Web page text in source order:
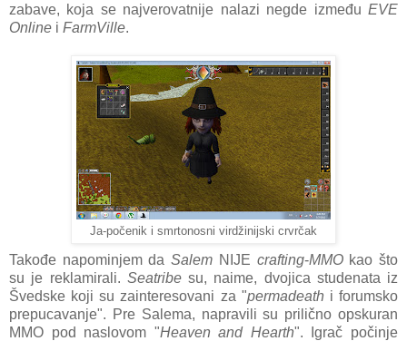
zabave, koja se najverovatnije nalazi negde između EVE
Online i FarmVille.
Ja-počenik i smrtonosni virdžinijski crvrčak
Takođe napominjem daSalem NIJE crafting-MMO kao što
su je reklamirali. Seatribe su, naime, dvojica studenata iz
Švedske koji su zainteresovani za "permadeath i forumsko
prepucavanje". Pre Salema, napravili su prilično opskuran
MMO pod naslovom "Heaven and Hearth". Igrač počinje